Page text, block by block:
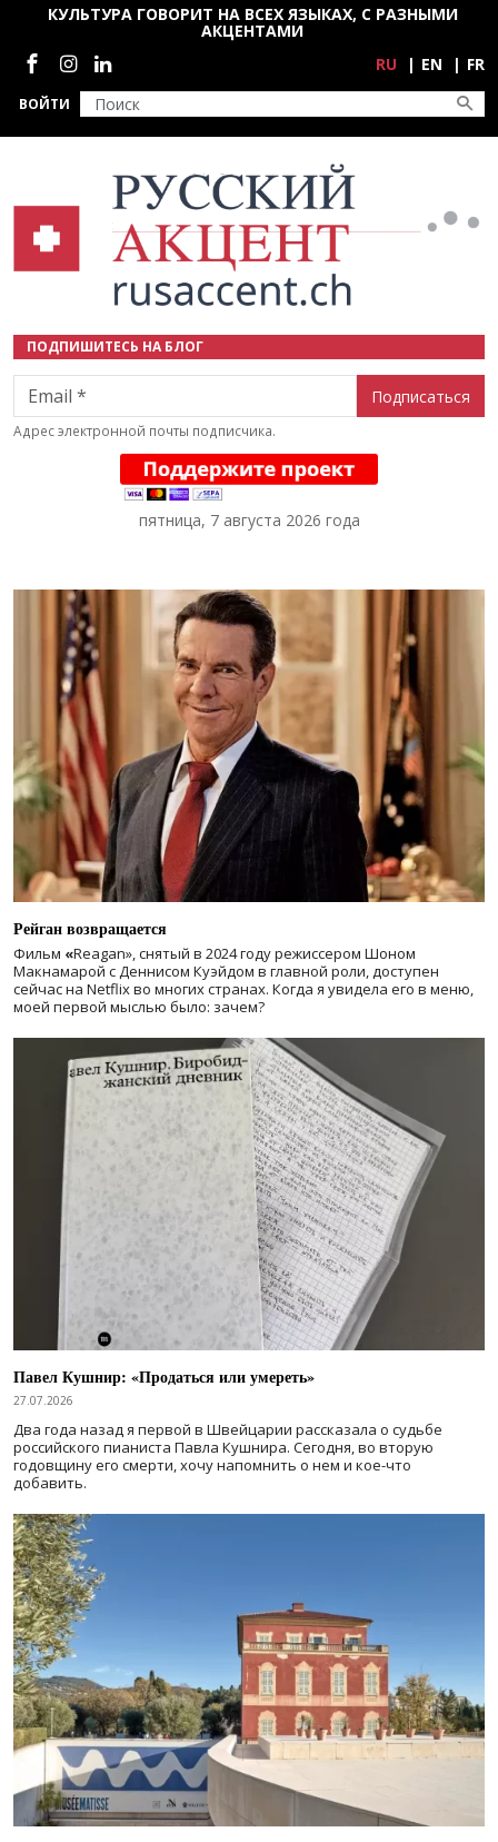
Перейти к основному содержанию
ВОЙТИ
КУЛЬТУРА ГОВОРИТ НА ВСЕХ ЯЗЫКАХ, С РАЗНЫМИ
АКЦЕНТАМИ
Социальные сети
RU EN FR
ПОДПИШИТЕСЬ НА БЛОГ
Email
Адрес электронной почты подписчика.
пятница, 7 августа 2026 года
Рейган возвращается
Фильм «Reagan», снятый в 2024 годурежиссером Шоном
Макнамарой с Деннисом Куэйдом в главной роли, доступен
сейчас на Netflix во многих странах. Когда я увидела его в меню,
моей первой мыслью было: зачем?
Павел Кушнир: «Продаться или умереть»
27.07.2026
Два года назад я первой в Швейцарии рассказала о судьбе
российского пианиста Павла Кушнира. Сегодня, во вторую
годовщину его смерти, хочу напомнить о нем и кое-что
добавить.